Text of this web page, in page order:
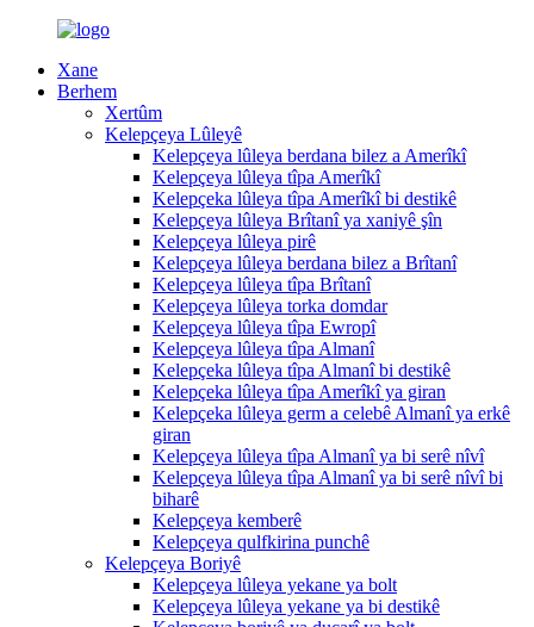
Xane
Berhem
Xertûm
Kelepçeya Lûleyê
Kelepçeya lûleya berdana bilez a Amerîkî
Kelepçeya lûleya tîpa Amerîkî
Kelepçeka lûleya tîpa Amerîkî bi destikê
Kelepçeya lûleya Brîtanî ya xaniyê şîn
Kelepçeya lûleya pirê
Kelepçeya lûleya berdana bilez a Brîtanî
Kelepçeya lûleya tîpa Brîtanî
Kelepçeya lûleya torka domdar
Kelepçeya lûleya tîpa Ewropî
Kelepçeya lûleya tîpa Almanî
Kelepçeka lûleya tîpa Almanî bi destikê
Kelepçeka lûleya tîpa Amerîkî ya giran
Kelepçeka lûleya germ a celebê Almanî ya erkê
giran
Kelepçeya lûleya tîpa Almanî ya bi serê nîvî
Kelepçeya lûleya tîpa Almanî ya bi serê nîvî bi
biharê
Kelepçeya kemberê
Kelepçeya qulfkirina punchê
Kelepçeya Boriyê
Kelepçeya lûleya yekane ya bolt
Kelepçeya lûleya yekane ya bi destikê